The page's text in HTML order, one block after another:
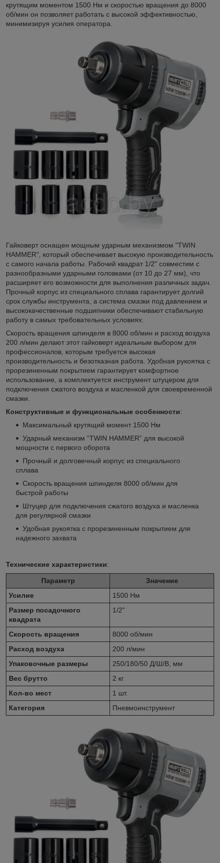
крутящим моментом 1500 Нм и скоростью вращения до 8000
об/мин он позволяет работать с высокой эффективностью,
минимизируя усилия оператора.
Гайковерт оснащен мощным ударным механизмом "TWIN
HAMMER", который обеспечивает высокую производительность
с самого начала работы. Рабочий квадрат 1/2" совместим с
разнообразными ударными головками (от 10 до 27 мм), что
расширяет его возможности для выполнения различных задач.
Прочный корпус из специального сплава гарантирует долгий
срок службы инструмента, а система смазки под давлением и
высококачественные подшипники обеспечивают стабильную
работу в самых требовательных условиях.
Скорость вращения шпинделя в 8000 об/мин и расход воздуха
200 л/мин делают этот гайковерт идеальным выбором для
профессионалов, которым требуется высокая
производительность и безотказная работа. Удобная рукоятка с
прорезиненным покрытием гарантирует комфортное
использование, а комплектуется инструмент штуцером для
подключения сжатого воздуха и масленкой для своевременной
смазки.
Конструктивные и функциональные особенности:
Максимальный крутящий момент 1500 Нм
Ударный механизм “TWIN HAMMER” для высокой
мощности с первого оборота
Прочный и долговечный корпус из специального
сплава
Скорость вращения шпинделя 8000 об/мин для
быстрой работы
Штуцер для подключения сжатого воздуха и масленка
для регулярной смазки
Удобная рукоятка с прорезиненным покрытием для
надежного захвата
Технические характеристики:
Параметр
Значение
Усилие
1500 Нм
Размер посадочного
квадрата
1/2"
Скорость вращения
8000 об/мин
Расход воздуха
200 л/мин
Упаковочные размеры
250/180/50 Д/Ш/В, мм
Вес брутто
2 кг
Кол-во мест
1 шт.
Категория
Пневмоинструмент